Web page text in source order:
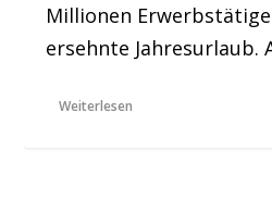
Millionen
ersehnte Jahresurlaub.
Weiterlesen